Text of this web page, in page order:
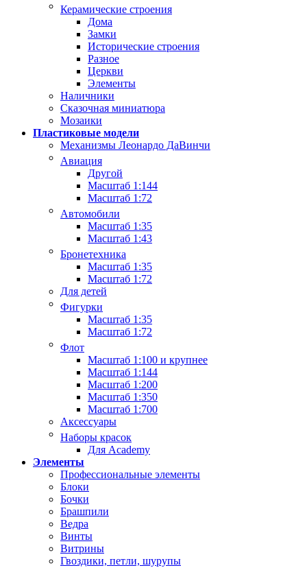
Керамические строения
Дома
Замки
Исторические строения
Разное
Церкви
Элементы
Наличники
Сказочная миниатюра
Мозаики
Пластиковые модели
Механизмы Леонардо ДаВинчи
Авиация
Другой
Масштаб 1:144
Масштаб 1:72
Автомобили
Масштаб 1:35
Масштаб 1:43
Бронетехника
Масштаб 1:35
Масштаб 1:72
Для детей
Фигурки
Масштаб 1:35
Масштаб 1:72
Флот
Масштаб 1:100 и крупнее
Масштаб 1:144
Масштаб 1:200
Масштаб 1:350
Масштаб 1:700
Аксессуары
Наборы красок
Для Academy
Элементы
Профессиональные элементы
Блоки
Бочки
Брашпили
Ведра
Винты
Витрины
Гвоздики, петли, шурупы